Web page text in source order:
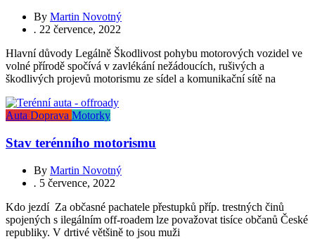
By Martin Novotný
. 22 července, 2022
Hlavní důvody Legálně Škodlivost pohybu motorových vozidel ve
volné přírodě spočívá v zavlékání nežádoucích, rušivých a
škodlivých projevů motorismu ze sídel a komunikační sítě na
Auta Doprava Motorky
Stav terénního motorismu
By Martin Novotný
. 5 července, 2022
Kdo jezdí Za občasné pachatele přestupků příp. trestných činů
spojených s ilegálním off-roadem lze považovat tisíce občanů České
republiky. V drtivé většině to jsou muži